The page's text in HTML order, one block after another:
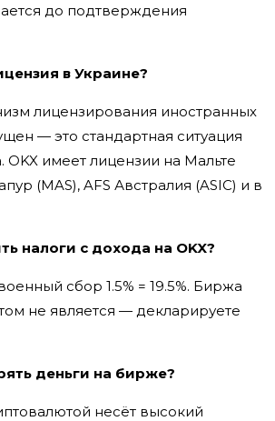
до подтверждения
в Украине?
лицензирования иностранных
— это стандартная ситуация
OKX имеет лицензии на Мальте
(MAS), AFS Австралия (ASIC) и в
налоги с дохода на OKX?
сбор 1.5% = 19.5%. Биржа
не является — декларируете
деньги на бирже?
несёт высокий